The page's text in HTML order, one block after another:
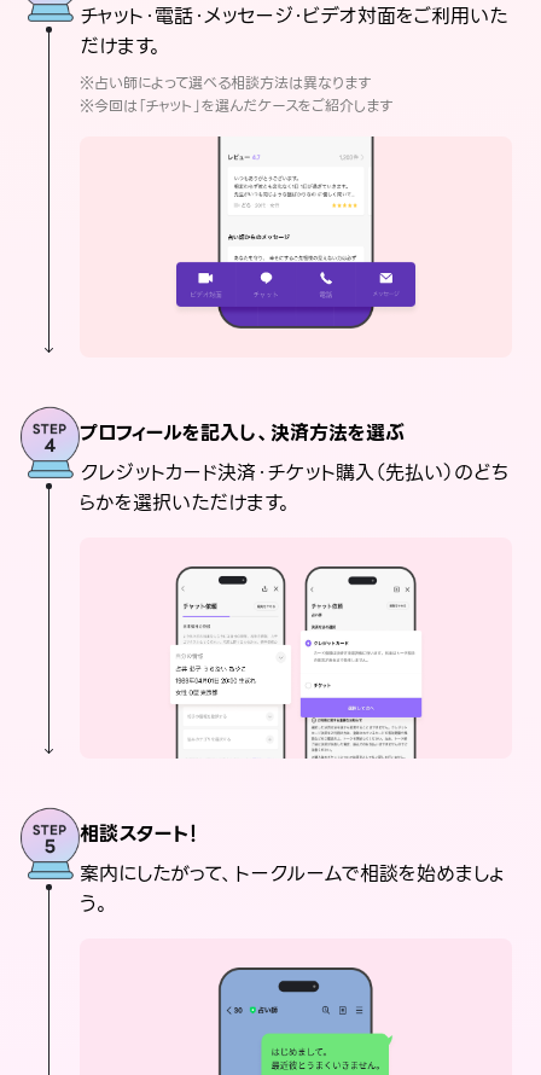
チャット・電話・メッセージ・ビデオ対面をご利用いた
だけます。
※占い師によって選べる相談方法は異なります
※今回は「チャット」を選んだケースをご紹介します
プロフィールを記入し、決済方法を選ぶ
クレジットカード決済・チケット購入（先払い）のどち
らかを選択いただけます。
相談スタート！
案内にしたがって、トークルームで相談を始めましょ
う。